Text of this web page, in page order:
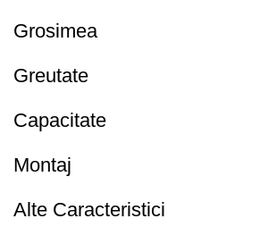
Grosimea
Greutate
Capacitate
Montaj
Alte Caracteristici